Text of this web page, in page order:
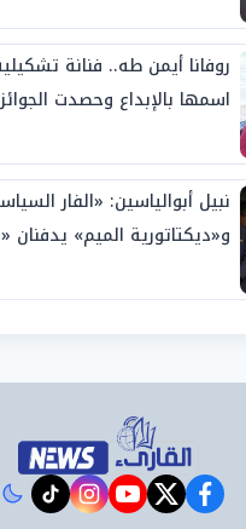
روفانا أيمن طه.. فنانة
اسمها بالإبداع وحصدت
نبيل أبوالياسين: «الفار
و«ديكتاتورية الميم» يدفنان
facebook
twitter
youtube
instagram
tiktok